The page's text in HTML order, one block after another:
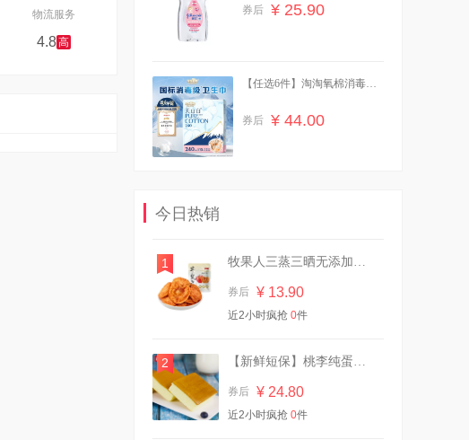
物流服务
4.8高
券后 ¥ 25.90
【任选6件】淘淘氧棉消毒级
券后 ¥ 44.00
420mm4片×4包
高洁丝安睡裤贴身16条
今日热销
1 牧果人三蒸三晒无添加纯烟台苹果干55g*5袋
券后 ¥ 13.90
近2小时疯抢 0件
2 【新鲜短保】桃李纯蛋糕720g营养早餐
券后 ¥ 24.80
近2小时疯抢 0件